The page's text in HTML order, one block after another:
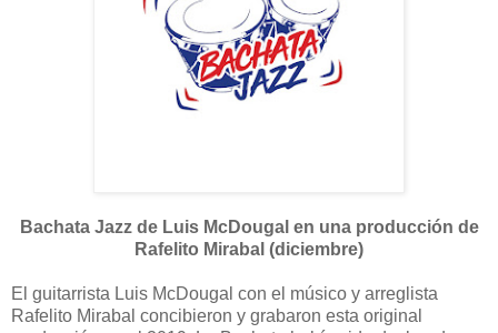
Bachata Jazz de Luis McDougal en una producción de
Rafelito Mirabal (diciembre)
El guitarrista Luis McDougal con el músico y arreglista
Rafelito Mirabal concibieron y grabaron esta original